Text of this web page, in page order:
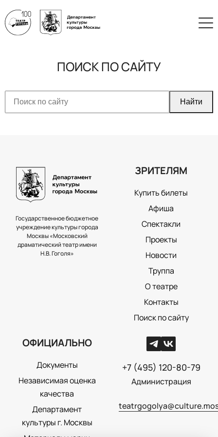
ПОИСК ПО САЙТУ
Государственное бюджетное
учреждение культуры города
Москвы «Московский
драматический театр имени
Н.В. Гоголя»
ЗРИТЕЛЯМ
Купить билеты
Афиша
Спектакли
Проекты
Новости
Труппа
О театре
Контакты
Поиск по сайту
ОФИЦИАЛЬНО
Документы
Независимая оценка
качества
Департамент
культуры г. Москвы
+7 (495) 120-80-79
Администрация